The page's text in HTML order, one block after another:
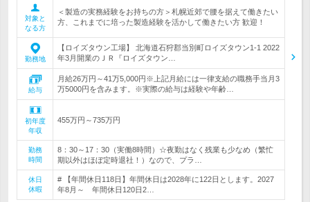
対象と
なる方
＜製造の実務経験をお持ちの方＞札幌近郊で腰を据えて働きたい
方、これまでに培った製造経験を活かして働きたい方 歓迎！
勤務地
【ロイズタウン工場】 北海道石狩郡当別町ロイズタウン1-1 2022
年3月開業のＪＲ『ロイズタウン…
給与
月給26万円～41万5,000円※上記月給には一律支給の職務手当月3
万5000円を含みます。※実際の給与は経験や年齢…
初年度
年収
455万円～735万円
勤務
時間
8：30～17：30（実働8時間）☆夜勤はなく残業も少なめ（繁忙
期以外はほぼ定時退社！）なので、プラ…
休日
休暇
# 【年間休日118日】年間休日は2028年に122日とします。2027
年8月～ 年間休日120日2…